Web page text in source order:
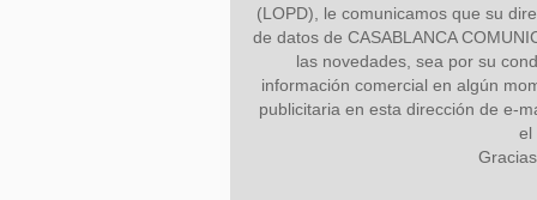
(LOPD), le comunicamos que su
de datos de CASABLANCA
las novedades, sea por su
información comercial en algún
publicitaria en esta dirección de e-
el